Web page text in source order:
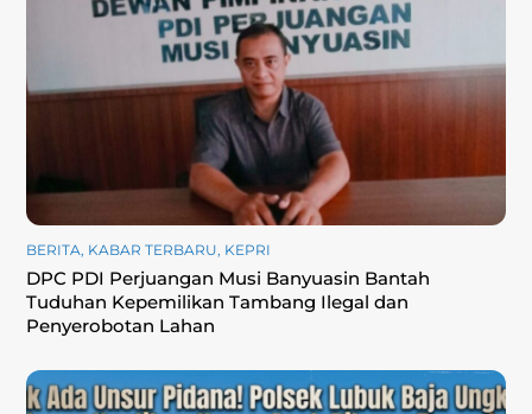
BERITA, KABAR TERBARU, KEPRI
DPC PDI Perjuangan Musi Banyuasin Bantah
Tuduhan Kepemilikan Tambang Ilegal dan
Penyerobotan Lahan